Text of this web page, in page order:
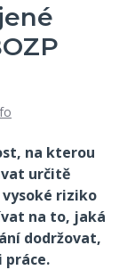
na kterou
určitě
riziko
na to, jaká
dodržovat,
práce.